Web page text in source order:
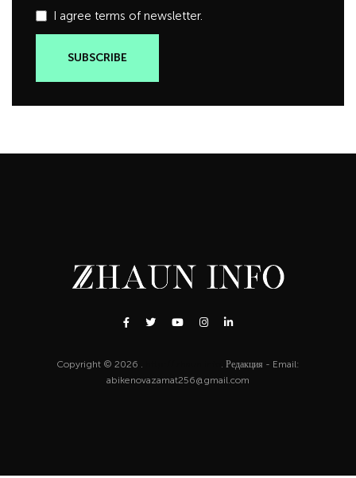
I agree terms of newsletter.
Copyright © 2026 .
. Редакция - Email:
abikenovazamat256@gmail.com